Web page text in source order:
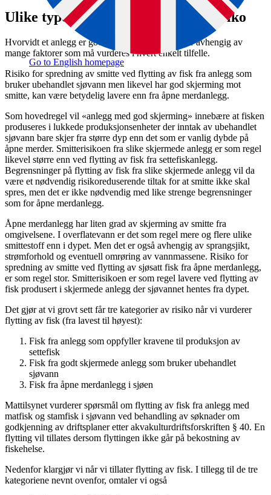
Go to English homepage
Ulike typer anlegg gir ulik smitterisiko
Hvorvidt et anlegg er godt skjermet mot smitte, er avhengig av
mange faktorer som må vurderes i hvert enkelt tilfelle.
Risiko for spredning av smitte ved flytting av fisk fra anlegg som
bruker ubehandlet sjøvann men likevel har god skjerming mot
smitte, kan være betydelig lavere enn fra åpne merdanlegg.
Som hovedregel vil «anlegg med god skjerming» innebære at fisken
produseres i lukkede produksjonsenheter der inntak av ubehandlet
sjøvann bare skjer fra større dyp enn det som er vanlig dybde på
åpne merder. Smitterisikoen fra slike skjermede anlegg er som regel
likevel større enn ved flytting av fisk fra settefiskanlegg.
Begrensninger på flytting av fisk fra slike skjermede anlegg vil da
være et nødvendig risikoreduserende tiltak for at smitte ikke skal
spres, men det er ikke nødvendig med like strenge begrensninger
som for åpne merdanlegg.
Åpne merdanlegg har liten grad av skjerming av smitte fra
omgivelsene. I overflatevann er det som regel mere og flere ulike
smittestoff enn i dypet. Men det er også avhengig av sprangsjikt,
strømforhold og eventuell omrøring av vannmassene. Risiko for
spredning av smitte ved flytting av sjøsatt fisk fra åpne merdanlegg,
er som regel stor. Smitterisikoen er som regel lavere ved flytting av
fisk produsert i skjermede anlegg der sjøvannet hentes fra dypet.
Det gjør at vi grovt sett får tre kategorier av risiko når vi vurderer
flytting av fisk (fra lavest til høyest):
Fisk fra anlegg som oppfyller kravene til produksjon av
settefisk
Fisk fra godt skjermede anlegg som bruker ubehandlet
sjøvann
Fisk fra åpne merdanlegg i sjøen
Mattilsynet vurderer spørsmål om flytting av fisk fra anlegg med
matfisk og stamfisk i sjøvann ved behandling av søknader om
godkjenning av driftsplaner etter akvakulturdriftsforskriften § 40. En
flytting vil tillates dersom flyttingen ikke går på bekostning av
fiskehelse.
Nedenfor klargjør vi når vi tillater flytting av fisk. I tillegg til de tre
kategoriene nevnt ovenfor, omtaler vi også